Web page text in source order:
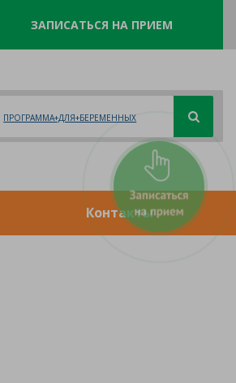
ЗАПИСАТЬСЯ НА ПРИЕМ
ПРОГРАММА+ДЛЯ+БЕРЕМЕННЫХ
Контакты